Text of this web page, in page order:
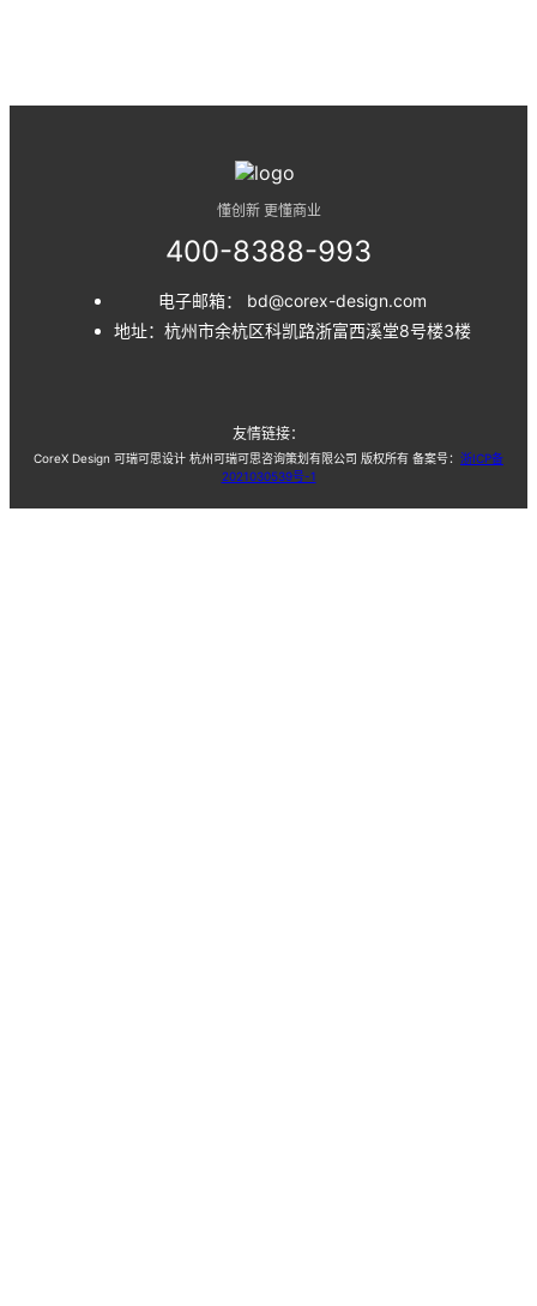
懂创新 更懂商业
400-8388-993
电子邮箱： bd@corex-design.com
地址：杭州市余杭区科凯路浙富西溪堂8号楼3楼
友情链接：
CoreX Design 可瑞可思设计 杭州可瑞可思咨询策划有限公司 版权所有 备案号： 浙ICP备
2021030539号-1